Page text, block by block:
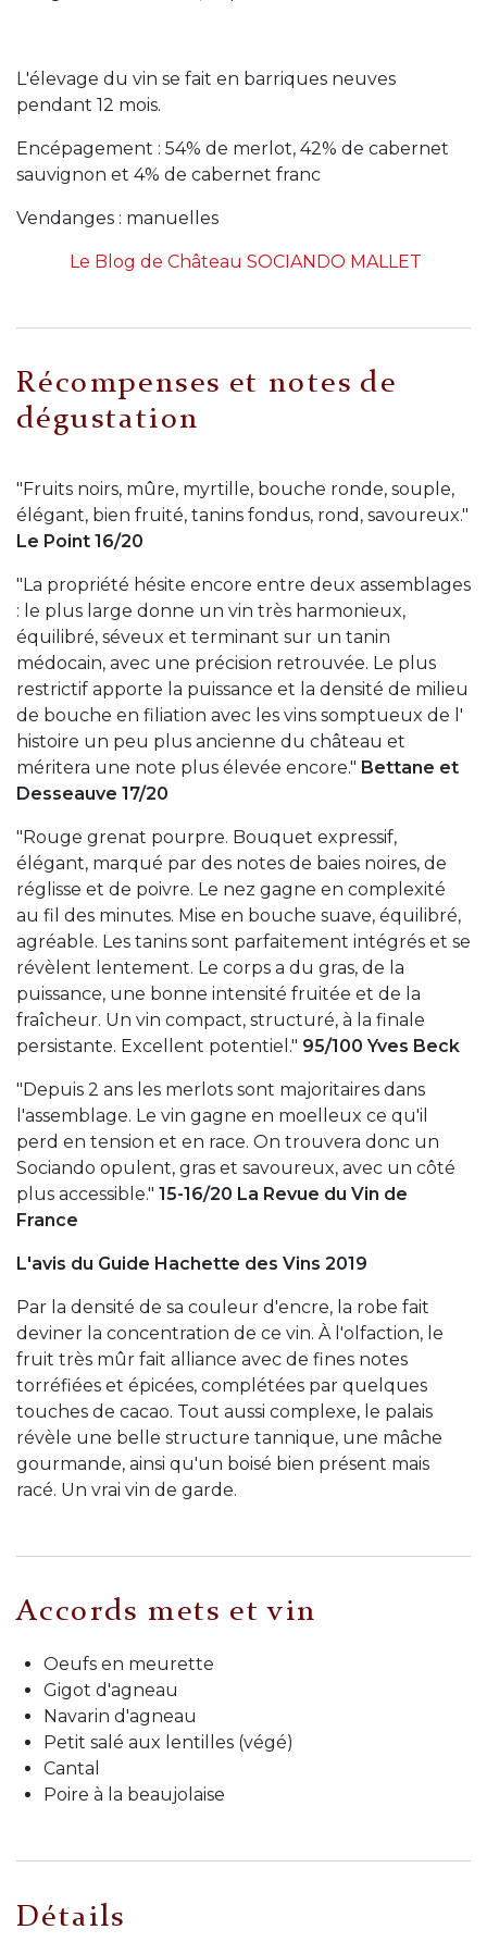
L'élevage du vin se fait en barriques neuves
pendant 12 mois.
Encépagement : 54% de merlot, 42% de cabernet
sauvignon et 4% de cabernet franc
Vendanges : manuelles
Le Blog de Château SOCIANDO MALLET
Récompenses et notes de
dégustation
"Fruits noirs, mûre, myrtille, bouche ronde, souple,
élégant, bien fruité, tanins fondus, rond, savoureux."
Le Point 16/20
"La propriété hésite encore entre deux assemblages
: le plus large donne un vin très harmonieux,
équilibré, séveux et terminant sur un tanin
médocain, avec une précision retrouvée. Le plus
restrictif apporte la puissance et la densité de milieu
de bouche en filiation avec les vins somptueux de l'
histoire un peu plus ancienne du château et
méritera une note plus élevée encore." Bettane et
Desseauve 17/20
"Rouge grenat pourpre. Bouquet expressif,
élégant, marqué par des notes de baies noires, de
réglisse et de poivre. Le nez gagne en complexité
au fil des minutes. Mise en bouche suave, équilibré,
agréable. Les tanins sont parfaitement intégrés et se
révèlent lentement. Le corps a du gras, de la
puissance, une bonne intensité fruitée et de la
fraîcheur. Un vin compact, structuré, à la finale
persistante. Excellent potentiel." 95/100 Yves Beck
"Depuis 2 ans les merlots sont majoritaires dans
l'assemblage. Le vin gagne en moelleux ce qu'il
perd en tension et en race. On trouvera donc un
Sociando opulent, gras et savoureux, avec un côté
plus accessible." 15-16/20 La Revue du Vin de
France
L'avis du Guide Hachette des Vins 2019
Par la densité de sa couleur d'encre, la robe fait
deviner la concentration de ce vin. À l'olfaction, le
fruit très mûr fait alliance avec de fines notes
torréfiées et épicées, complétées par quelques
touches de cacao. Tout aussi complexe, le palais
révèle une belle structure tannique, une mâche
gourmande, ainsi qu'un boisé bien présent mais
racé. Un vrai vin de garde.
Accords mets et vin
Oeufs en meurette
Gigot d'agneau
Navarin d'agneau
Petit salé aux lentilles (végé)
Cantal
Poire à la beaujolaise
Détails